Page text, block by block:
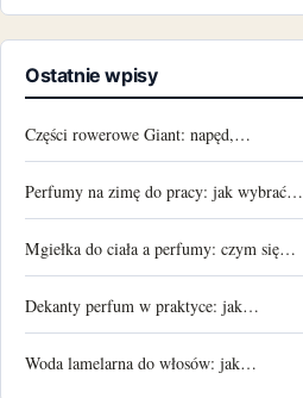
Ostatnie wpisy
Części rowerowe Giant: napęd,…
Perfumy na zimę do pracy: jak wybrać…
Mgiełka do ciała a perfumy: czym się…
Dekanty perfum w praktyce: jak…
Woda lamelarna do włosów: jak…